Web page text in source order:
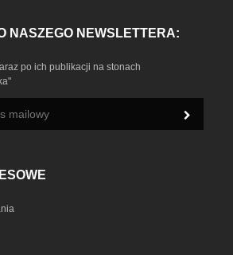
NASZEGO NEWSLETTERA:
po ich publikacji na stonach